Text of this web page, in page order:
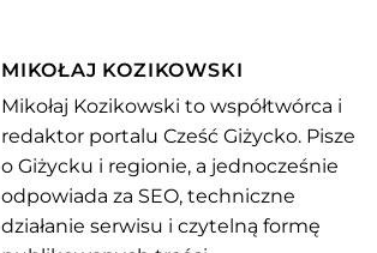
MIKOŁAJ KOZIKOWSKI
Mikołaj Kozikowski to współtwórca i
redaktor portalu Cześć Giżycko. Pisze
o Giżycku i regionie, a jednocześnie
odpowiada za SEO, techniczne
działanie serwisu i czytelną formę